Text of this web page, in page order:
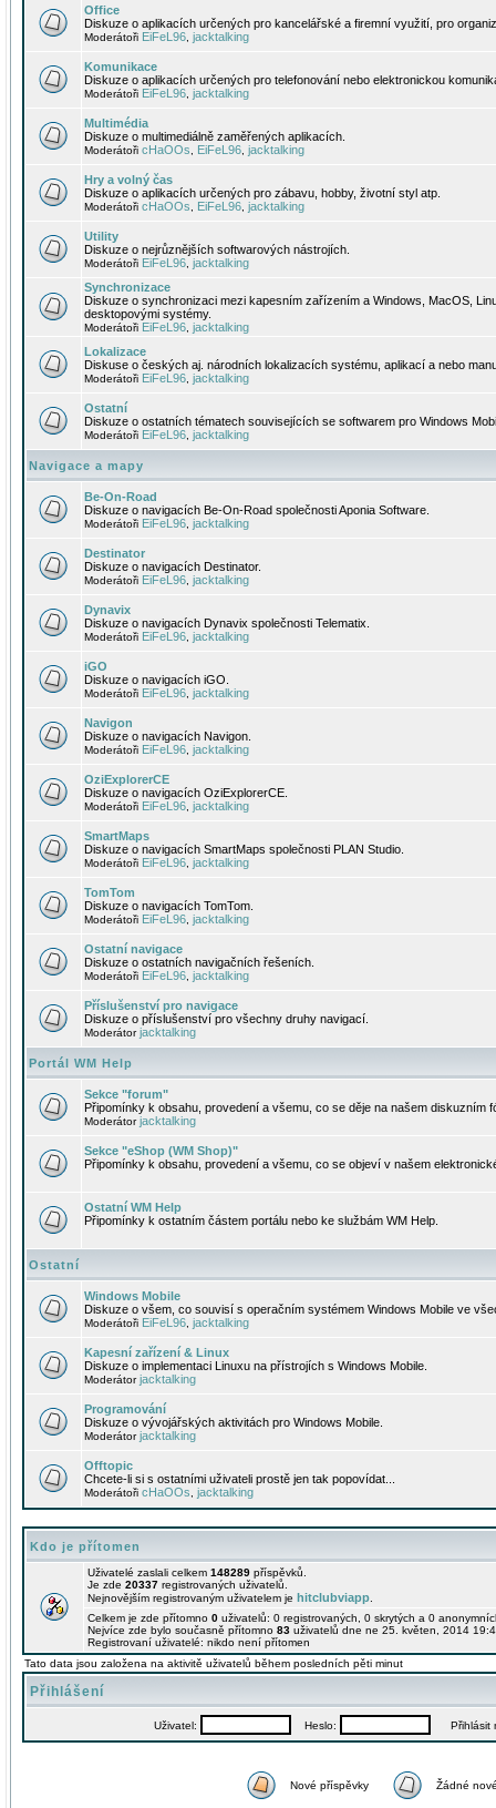
Office
Diskuze o aplikacích určených pro kancelářské a firemní využití, pro
Moderátoři EiFeL96 jacktalking
Komunikace
Diskuze o aplikacích určených pro telefonování nebo elektronickou
Moderátoři EiFeL96 jacktalking
Multimédia
Diskuze o multimediálně zaměřených aplikacích.
Moderátoři cHaOOs EiFeL96 jacktalking
Hry a volný čas
Diskuze o aplikacích určených pro zábavu, hobby, životní styl atp.
Moderátoři cHaOOs EiFeL96 jacktalking
Utility
Diskuze o nejrůznějších softwarových nástrojích.
Moderátoři EiFeL96 jacktalking
Synchronizace
Diskuze o synchronizaci mezi kapesním zařízením a Windows, MacOS,
desktopovými systémy.
Moderátoři EiFeL96 jacktalking
Lokalizace
Diskuse o českých aj. národních lokalizacích systému, aplikací a nebo
Moderátoři EiFeL96 jacktalking
Ostatní
Diskuze o ostatních tématech souvisejících se softwarem pro Windows
Moderátoři EiFeL96 jacktalking
Navigace a mapy
Be-On-Road
Diskuze o navigacích Be-On-Road společnosti Aponia Software.
Moderátoři EiFeL96 jacktalking
Destinator
Diskuze o navigacích Destinator.
Moderátoři EiFeL96 jacktalking
Dynavix
Diskuze o navigacích Dynavix společnosti Telematix.
Moderátoři EiFeL96 jacktalking
iGO
Diskuze o navigacích iGO.
Moderátoři EiFeL96 jacktalking
Navigon
Diskuze o navigacích Navigon.
Moderátoři EiFeL96 jacktalking
OziExplorerCE
Diskuze o navigacích OziExplorerCE.
Moderátoři EiFeL96 jacktalking
SmartMaps
Diskuze o navigacích SmartMaps společnosti PLAN Studio.
Moderátoři EiFeL96 jacktalking
TomTom
Diskuze o navigacích TomTom.
Moderátoři EiFeL96 jacktalking
Ostatní navigace
Diskuze o ostatních navigačních řešeních.
Moderátoři EiFeL96 jacktalking
Příslušenství pro navigace
Diskuze o příslušenství pro všechny druhy navigací.
Moderátorjacktalking
Portál WM Help
Sekce "forum"
Připomínky k obsahu, provedení a všemu, co se děje na našem diskuzním
Moderátorjacktalking
Sekce "eShop (WM Shop)"
Připomínky k obsahu, provedení a všemu, co se objeví v našem
Ostatní WM Help
Připomínky k ostatním částem portálu nebo ke službám WM Help.
Ostatní
Windows Mobile
Diskuze o všem, co souvisí s operačním systémem Windows Mobile ve
Moderátoři EiFeL96 jacktalking
Kapesní zařízení & Linux
Diskuze o implementaci Linuxu na přístrojích s Windows Mobile.
Moderátorjacktalking
Programování
Diskuze o vývojářských aktivitách pro Windows Mobile.
Moderátorjacktalking
Offtopic
Chcete-li si s ostatními uživateli prostě jen tak popovídat...
Moderátoři cHaOOs jacktalking
Kdo je přítomen
Uživatelé zaslali celkem 148289 příspěvků.
Je zde 20337 registrovaných uživatelů.
Nejnovějším registrovaným uživatelem je hitclubviapp
Celkem je zde přítomno 0 uživatelů: 0 registrovaných, 0 skrytých a 0
Nejvíce zde bylo současně přítomno 83 uživatelů dne ne 25. květen, 2014
Registrovaní uživatelé: nikdo není přítomen
Tato data jsou založena na aktivitě uživatelů během posledních pěti minut
Přihlášení
Uživatel: Heslo: Přihlásit
Nové příspěvky Žádné